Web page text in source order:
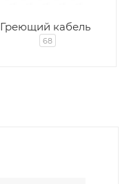
Греющий кабель
68